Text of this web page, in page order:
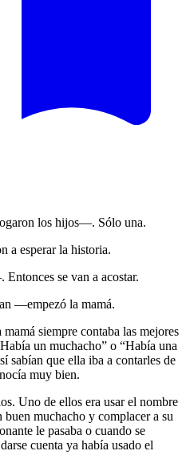
los hijos—. Sólo una.
a esperar la historia.
se van a acostar.
—empezó la mamá.
siempre contaba las mejores
un muchacho” o “Había una
sabían que ella iba a contarles de
muy bien.
Uno de ellos era usar el nombre
muchacho y complacer a su
le pasaba o cuando se
cuenta ya había usado el